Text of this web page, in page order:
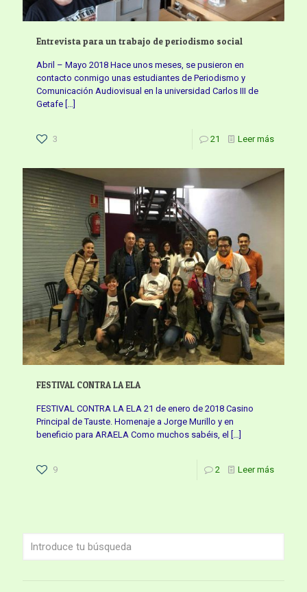
Entrevista para un trabajo de periodismo social
Abril – Mayo 2018 Hace unos meses, se pusieron en
contacto conmigo unas estudiantes de Periodismo y
Comunicación Audiovisual en la universidad Carlos III de
Getafe […]
3 21 Leer más
FESTIVAL CONTRA LA ELA
FESTIVAL CONTRA LA ELA 21 de enero de 2018 Casino
Principal de Tauste. Homenaje a Jorge Murillo y en
beneficio para ARAELA Como muchos sabéis, el […]
9 2 Leer más